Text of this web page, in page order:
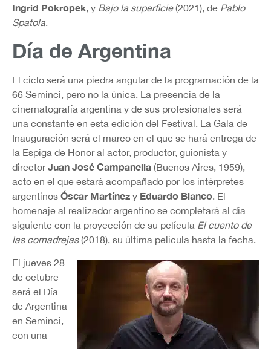
Ingrid Pokropek, y Bajo la superficie(2021), de Pablo
Spatola.
Día de Argentina
El ciclo será una piedra angular de la programación de la
66 Seminci, pero no la única. La presencia de la
cinematografía argentina y de sus profesionales será
una constante en esta edición del Festival. La Gala de
Inauguración será el marco en el que se hará entrega de
la Espiga de Honor al actor, productor, guionista y
directorJuan José Campanella (Buenos Aires, 1959),
acto en el que estará acompañado por los intérpretes
argentinos Óscar Martínez y Eduardo Blanco. El
homenaje al realizador argentino se completará al día
siguiente con la proyección de su película El cuento de
las comadrejas(2018), su última película hasta la fecha.
El jueves 28
de octubre
será el Día
de Argentina
en Seminci,
con una